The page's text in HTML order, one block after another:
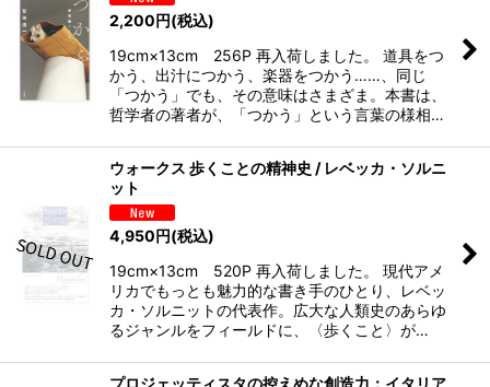
2,200円(税込)
19cm×13cm 256P 再入荷しました。 道具をつ
かう、出汁につかう、楽器をつかう……、同じ
「つかう」でも、その意味はさまざま。本書は、
哲学者の著者が、「つかう」という言葉の様相…
ウォークス 歩くことの精神史 / レベッカ・ソルニ
ット
4,950円(税込)
19cm×13cm 520P 再入荷しました。 現代アメ
リカでもっとも魅力的な書き手のひとり、レベッ
カ・ソルニットの代表作。広大な人類史のあらゆ
るジャンルをフィールドに、〈歩くこと〉が…
プロジェッティスタの控えめな創造力：イタリア